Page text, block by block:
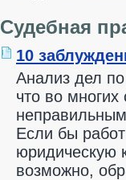
Судебная
10
Анализ дел
что во
Если бы
юридическую
возможно,